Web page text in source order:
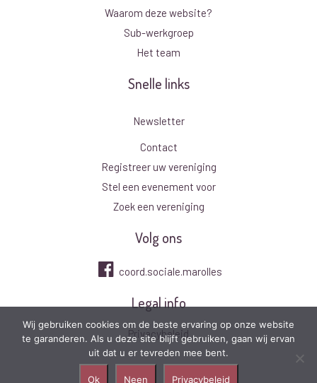
Waarom deze website?
Sub-werkgroep
Het team
Snelle links
Newsletter
Contact
Registreer uw vereniging
Stel een evenement voor
Zoek een vereniging
Volg ons
coord.sociale.marolles
Legal info
Privacybeleid
Wij gebruiken cookies om de beste ervaring op onze website
te garanderen. Als u deze site blijft gebruiken, gaan wij ervan
uit dat u er tevreden mee bent.
Ok Neen Privacybeleid